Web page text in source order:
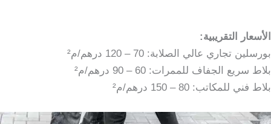
الأسعار التقريبية:
بورسلين تجاري عالي الصلابة: 70 – 120 درهم/م²
بلاط سريع الجفاف للممرات: 60 – 90 درهم/م²
بلاط فني للمكاتب: 80 – 150 درهم/م²